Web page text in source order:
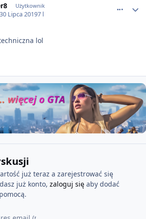
Użytkownik
30 Lipca 20197 l
lol
już teraz a zarejestrować się
już konto, zaloguj sięaby dodać